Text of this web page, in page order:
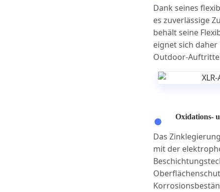
Dank seines
es zuverlässige
behält seine
eignet sich
Outdoor-
Oxidations-
Das
mit der